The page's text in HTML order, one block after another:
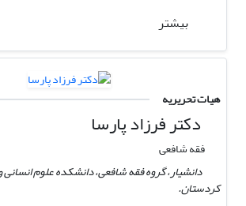
بیشتر
هیات تحریریه
دکتر فرزاد پارسا
فقه شافعی
دانشیار، گروه فقه شافعی، دانشکده علوم انسانی
کردستان.